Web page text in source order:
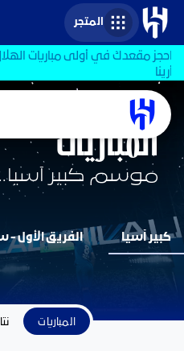
المتجر
احجز مقعدك في أولى مباريات
أرينا
الفريق الأول - رجال
المباريات
موسم كبير آسيا..
كبير آسيا الفريق الأول -
المباريات